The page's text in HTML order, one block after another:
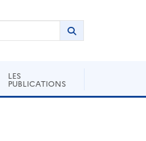
Rechercher
Lancer la
LES
PUBLICATIONS